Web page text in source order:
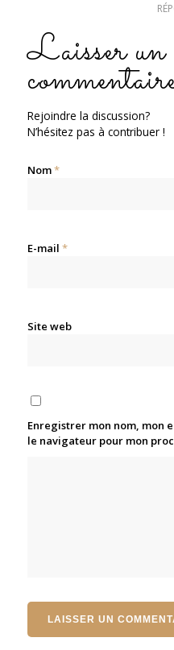
Laisser un
Rejoindre la discussion?
N’hésitez pas à contribuer !
Nom*
E-mail *
Site web
Enregistrer mon nom, mon
le navigateur pour mon